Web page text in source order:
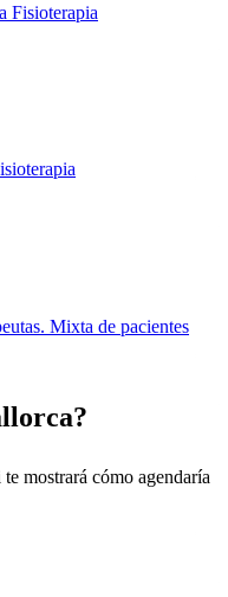
Fisioterapia
Mixta de pacientes
mostrará cómo agendaría